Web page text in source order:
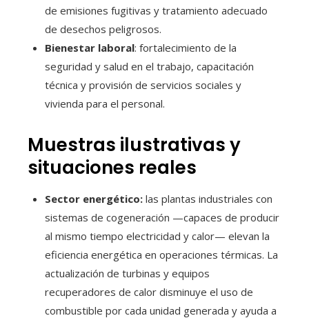
de emisiones fugitivas y tratamiento adecuado
de desechos peligrosos.
Bienestar laboral: fortalecimiento de la
seguridad y salud en el trabajo, capacitación
técnica y provisión de servicios sociales y
vivienda para el personal.
Muestras ilustrativas y
situaciones reales
Sector energético: las plantas industriales con
sistemas de cogeneración —capaces de producir
al mismo tiempo electricidad y calor— elevan la
eficiencia energética en operaciones térmicas. La
actualización de turbinas y equipos
recuperadores de calor disminuye el uso de
combustible por cada unidad generada y ayuda a